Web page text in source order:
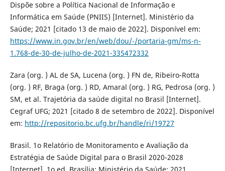
Dispõe sobre a Política Nacional de Informação e
Informática em Saúde (PNIIS) [Internet]. Ministério da
Saúde; 2021 [citado 13 de maio de 2022]. Disponível em:
https://www.in.gov.br/en/web/dou/-/portaria-gm/ms-n-
1.768-de-30-de-julho-de-2021-335472332
Zara (org. ) AL de SA, Lucena (org. ) FN de, Ribeiro-Rotta
(org. ) RF, Braga (org. ) RD, Amaral (org. ) RG, Pedrosa (org. )
SM, et al. Trajetória da saúde digital no Brasil [Internet].
Cegraf UFG; 2021 [citado 8 de setembro de 2022]. Disponível
em: http://repositorio.bc.ufg.br/handle/ri/19727
Brasil. 1o Relatório de Monitoramento e Avaliação da
Estratégia de Saúde Digital para o Brasil 2020-2028